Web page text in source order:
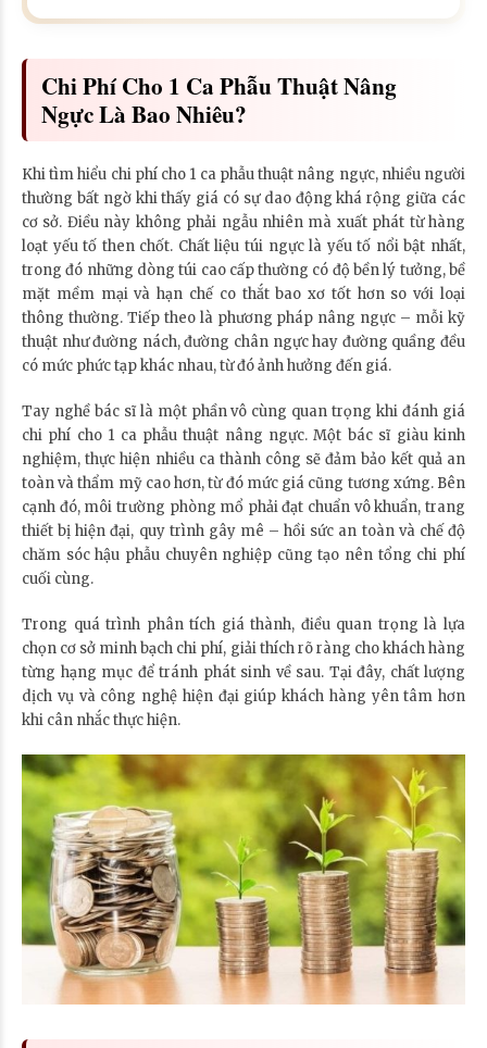
Chi Phí Cho 1 Ca Phẫu Thuật Nâng
Ngực Là Bao Nhiêu?
Khi tìm hiểu chi phí cho 1 ca phẫu thuật nâng ngực, nhiều người
thường bất ngờ khi thấy giá có sự dao động khá rộng giữa các
cơ sở. Điều này không phải ngẫu nhiên mà xuất phát từ hàng
loạt yếu tố then chốt. Chất liệu túi ngực là yếu tố nổi bật nhất,
trong đó những dòng túi cao cấp thường có độ bền lý tưởng, bề
mặt mềm mại và hạn chế co thắt bao xơ tốt hơn so với loại
thông thường. Tiếp theo là phương pháp nâng ngực – mỗi kỹ
thuật như đường nách, đường chân ngực hay đường quầng đều
có mức phức tạp khác nhau, từ đó ảnh hưởng đến giá.
Tay nghề bác sĩ là một phần vô cùng quan trọng khi đánh giá
chi phí cho 1 ca phẫu thuật nâng ngực. Một bác sĩ giàu kinh
nghiệm, thực hiện nhiều ca thành công sẽ đảm bảo kết quả an
toàn và thẩm mỹ cao hơn, từ đó mức giá cũng tương xứng. Bên
cạnh đó, môi trường phòng mổ phải đạt chuẩn vô khuẩn, trang
thiết bị hiện đại, quy trình gây mê – hồi sức an toàn và chế độ
chăm sóc hậu phẫu chuyên nghiệp cũng tạo nên tổng chi phí
cuối cùng.
Trong quá trình phân tích giá thành, điều quan trọng là lựa
chọn cơ sở minh bạch chi phí, giải thích rõ ràng cho khách hàng
từng hạng mục để tránh phát sinh về sau. Tại đây, chất lượng
dịch vụ và công nghệ hiện đại giúp khách hàng yên tâm hơn
khi cân nhắc thực hiện.